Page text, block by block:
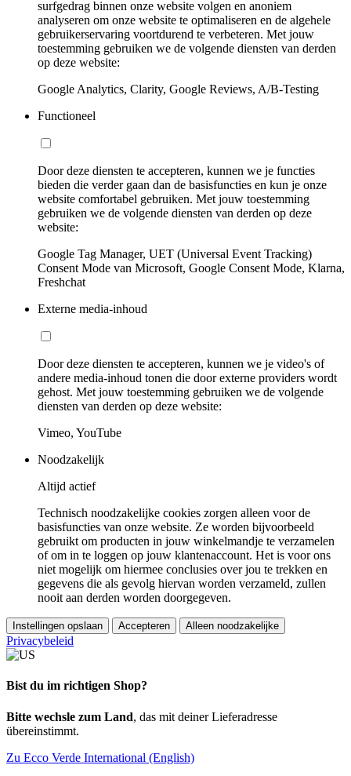
surfgedrag binnen onze website volgen en anoniem
analyseren om onze website te optimaliseren en de algehele
gebruikerservaring voortdurend te verbeteren. Met jouw
toestemming gebruiken we de volgende diensten van derden
op deze website:
Google Analytics, Clarity, Google Reviews, A/B-Testing
Functioneel
Door deze diensten te accepteren, kunnen we je functies
bieden die verder gaan dan de basisfuncties en kun je onze
website comfortabel gebruiken. Met jouw toestemming
gebruiken we de volgende diensten van derden op deze
website:
Google Tag Manager, UET (Universal Event Tracking)
Consent Mode van Microsoft, Google Consent Mode, Klarna,
Freshchat
Externe media-inhoud
Door deze diensten te accepteren, kunnen we je video's of
andere media-inhoud tonen die door externe providers wordt
gehost. Met jouw toestemming gebruiken we de volgende
diensten van derden op deze website:
Vimeo, YouTube
Noodzakelijk
Altijd actief
Technisch noodzakelijke cookies zorgen alleen voor de
basisfuncties van onze website. Ze worden bijvoorbeeld
gebruikt om producten in jouw winkelmandje te verzamelen
of om in te loggen op jouw klantenaccount. Het is voor ons
niet mogelijk om hiermee conclusies over jou te trekken en
gegevens die als gevolg hiervan worden verzameld, zullen
nooit aan derden worden doorgegeven.
Instellingen opslaan Accepteren Alleen noodzakelijke
Privacybeleid
Bist du im richtigen Shop?
Bitte wechsle zum Land, das mit deiner Lieferadresse
übereinstimmt.
Zu Ecco Verde International (English)